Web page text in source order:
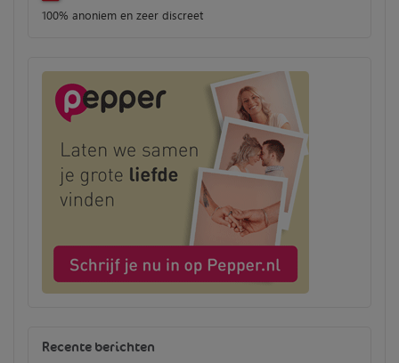
100% anoniem en zeer discreet
Recente berichten